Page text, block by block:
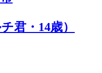
君・14歳）